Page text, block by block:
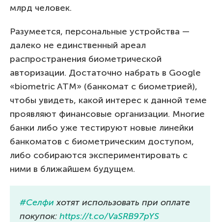
млрд человек.
Разумеется, персональные устройства —
далеко не единственный ареал
распространения биометрической
авторизации. Достаточно набрать в Google
«biometric ATM» (банкомат с биометрией),
чтобы увидеть, какой интерес к данной теме
проявляют финансовые организации. Многие
банки либо уже тестируют новые линейки
банкоматов с биометрическим доступом,
либо собираются экспериментировать с
ними в ближайшем будущем.
#Селфи хотят использовать при оплате
покупок: https://t.co/VaSRB97pYS